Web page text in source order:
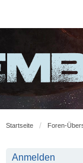
Startseite Foren-
Anmelden